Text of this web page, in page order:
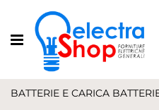
Open menu
BATTERIE E CARICA